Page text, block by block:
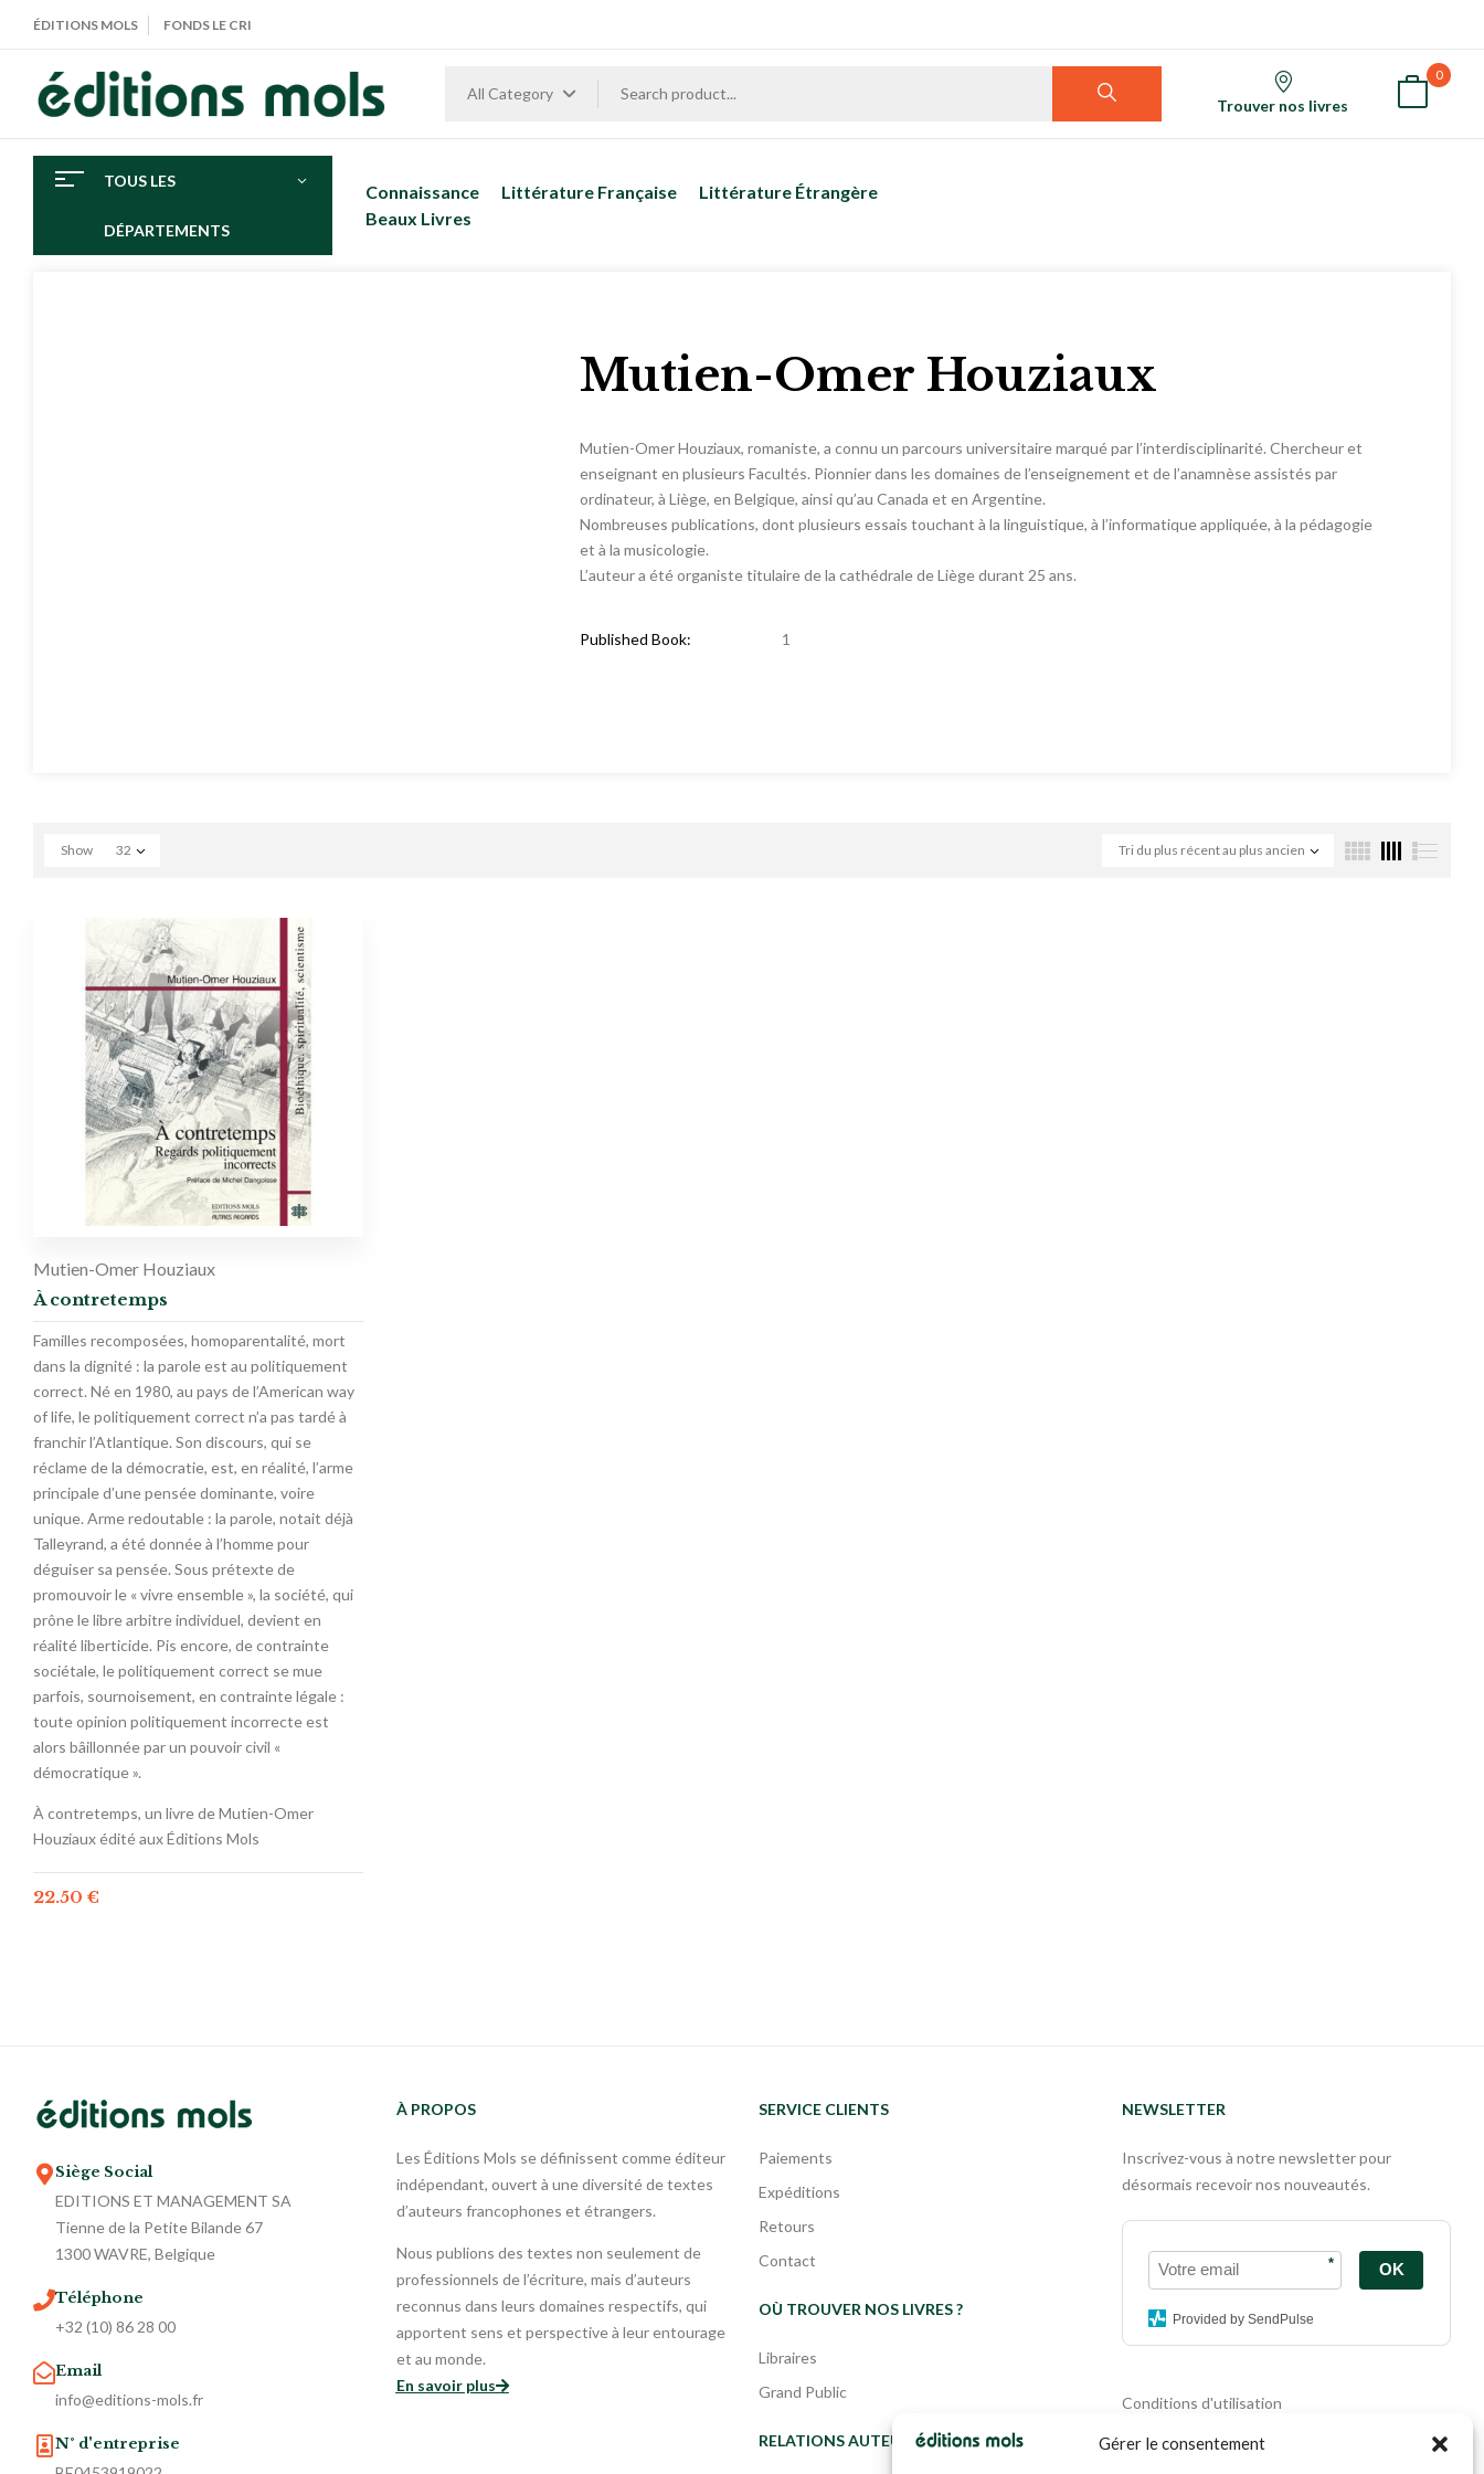
Gérer le consentement
ÉDITIONS MOLS FONDS LE CRI
All Category
Trouver nos livres
0
TOUS LES
DÉPARTEMENTS
Connaissance Littérature Française
Littérature Étrangère
Beaux Livres
Mutien-Omer Houziaux
Mutien-Omer Houziaux, romaniste, a connu un parcours universitaire marqué par l’interdisciplinarité. Chercheur et
enseignant en plusieurs Facultés. Pionnier dans les domaines de l’enseignement et de l’anamnèse assistés par
ordinateur, à Liège, en Belgique, ainsi qu’au Canada et en Argentine.
Nombreuses publications, dont plusieurs essais touchant à la linguistique, à l’informatique appliquée, à la pédagogie
et à la musicologie.
L’auteur a été organiste titulaire de la cathédrale de Liège durant 25 ans.
Published Book: 1
Tri du plus récent au plus ancien
Show 32
Mutien-Omer Houziaux
À contretemps
Familles recomposées, homoparentalité, mort
dans la dignité : la parole est au politiquement
correct. Né en 1980, au pays de l’American way
of life, le politiquement correct n’a pas tardé à
franchir l’Atlantique. Son discours, qui se
réclame de la démocratie, est, en réalité, l’arme
principale d’une pensée dominante, voire
unique. Arme redoutable : la parole, notait déjà
Talleyrand, a été donnée à l’homme pour
déguiser sa pensée. Sous prétexte de
promouvoir le « vivre ensemble », la société, qui
prône le libre arbitre individuel, devient en
réalité liberticide. Pis encore, de contrainte
sociétale, le politiquement correct se mue
parfois, sournoisement, en contrainte légale :
toute opinion politiquement incorrecte est
alors bâillonnée par un pouvoir civil «
démocratique ».
À contretemps, un livre de Mutien-Omer
Houziaux édité aux Éditions Mols
22.50 €
Siège Social
EDITIONS ET MANAGEMENT SA
Tienne de la Petite Bilande 67
1300 WAVRE, Belgique
Téléphone
+32 (10) 86 28 00
Email
info@editions-mols.fr
N° d'entreprise
À PROPOS
Les Éditions Mols se définissent comme éditeur
indépendant, ouvert à une diversité de textes
d’auteurs francophones et étrangers.
Nous publions des textes non seulement de
professionnels de l’écriture, mais d’auteurs
reconnus dans leurs domaines respectifs, qui
apportent sens et perspective à leur entourage
et au monde.
En savoir plus
SERVICE CLIENTS
Paiements
Expéditions
Retours
Contact
OÙ TROUVER NOS LIVRES ?
Libraires
Grand Public
RELATIONS AUTEURS
NEWSLETTER
Inscrivez-vous à notre newsletter pour
désormais recevoir nos nouveautés.
* OK
Provided by SendPulse
Conditions d'utilisation
Politique de cookies